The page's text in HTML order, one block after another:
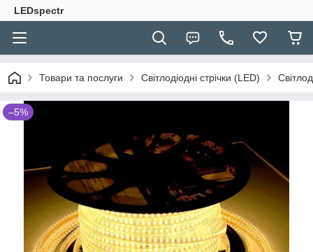
LEDspectr
Товари та послуги Світлодіодні стрічки (LED)
–5%